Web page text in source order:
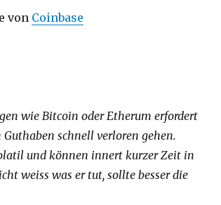
von Coinbase
wie Bitcoin oder Etherum erfordert
schnell verloren gehen.
und können innert kurzer Zeit in
weiss was er tut, sollte besser die